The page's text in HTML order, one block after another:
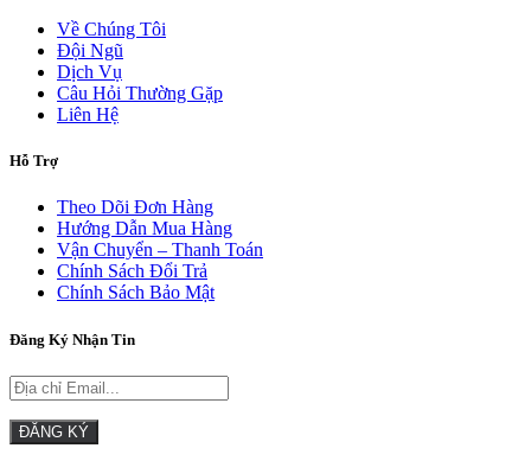
Về Chúng Tôi
Đội Ngũ
Dịch Vụ
Câu Hỏi Thường Gặp
Liên Hệ
Hỗ Trợ
Theo Dõi Đơn Hàng
Hướng Dẫn Mua Hàng
Vận Chuyển – Thanh Toán
Chính Sách Đổi Trả
Chính Sách Bảo Mật
Đăng Ký Nhận Tin